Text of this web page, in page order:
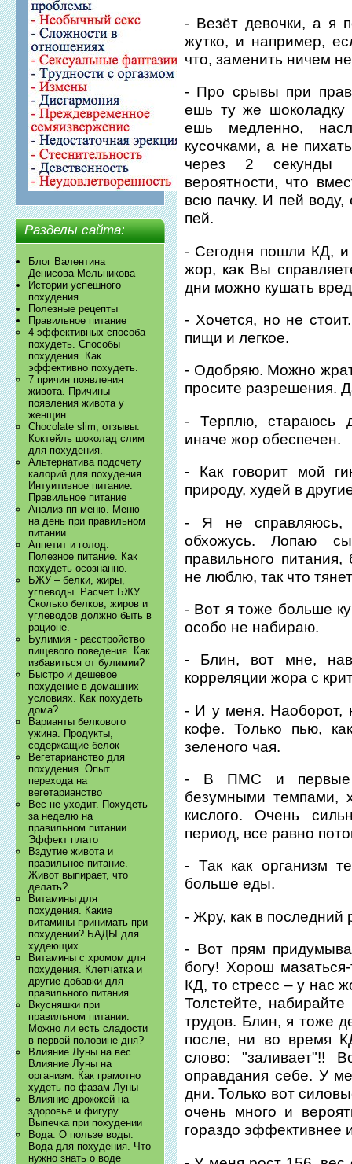
Разделы сайта:
Блог Валентина
Денисова-Мельникова
Истории успешного
похудения
Полезные рецепты
Правильное питание
4 эффективных способа
похудеть. Способы
похудения. Как
эффективно похудеть.
7 причин появления
живота. Причины
появления живота у
женщин
Chocolate slim, отзывы.
Коктейль шоколад слим
для похудения.
Альтернатива подсчету
калорий для похудения.
Интуитивное питание.
Правильное питание
Анализ пп меню. Меню
на день при правильном
питании
Аппетит и голод.
Полезное питание. Как
похудеть осознанно.
БЖУ – белки, жиры,
углеводы. Расчет БЖУ.
Сколько белков, жиров и
углеводов должно быть в
рационе.
Булимия - расстройство
пищевого поведения. Как
избавиться от булимии?
Быстро и дешевое
похудение в домашних
условиях. Как похудеть
дома?
Варианты белкового
ужина. Продукты,
содержащие белок
Вегетарианство для
похудения. Опыт
перехода на
вегетарианство
Вес не уходит. Похудеть
за неделю на
правильном питании.
Эффект плато
Вздутие живота и
правильное питание.
Живот выпирает, что
делать?
Витамины для
похудения. Какие
витамины принимать при
похудении? БАДЫ для
худеющих
Витамины с хромом для
похудения. Клетчатка и
другие добавки для
правильного питания
Вкусняшки при
правильном питании.
Можно ли есть сладости
в первой половине дня?
Влияние Луны на вес.
Влияние Луны на
организм. Как грамотно
худеть по фазам Луны
Влияние дрожжей на
здоровье и фигуру.
Выпечка при похудении
Вода. О пользе воды.
Вода для похудения. Что
нужно знать о воде
- Везёт девочки, а я
жутко, и например,
что, заменить ничем
- Про срывы при
ешь ту же шоколадку
ешь медленно,
кусочками, а не
через 2 секунды
вероятности, что
всю пачку. И пей
пей.
- Сегодня пошли КД, и
жор, как Вы
дни можно кушать
- Хочется, но не
пищи и легкое.
- Одобряю. Можно
просите разрешения.
- Терплю, стараюсь
иначе жор обеспечен.
- Как говорит мой
природу, худей в
- Я не справляюсь,
обхожусь. Лопаю
правильного
не люблю, так что
- Вот я тоже больше
особо не набираю.
- Блин, вот мне,
корреляции жора с
- И у меня. Наоборот,
кофе. Только пью,
зеленого чая.
- В ПМС и первые
безумными темпами,
кислого. Очень
период, все равно
- Так как организм
больше еды.
- Жру, как в последний
- Вот прям
богу! Хорош
КД, то стресс – у нас
Толстейте,
трудов. Блин, я тоже
после, ни во время
слово: "заливает"!!
оправдания себе. У
дни. Только вот
очень много и
гораздо эффективнее